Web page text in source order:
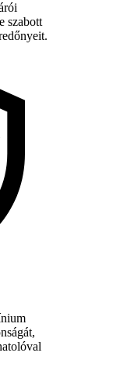
szabott